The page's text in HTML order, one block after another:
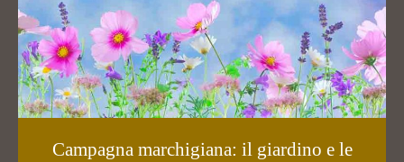
Campagna marchigiana: il giardino e le